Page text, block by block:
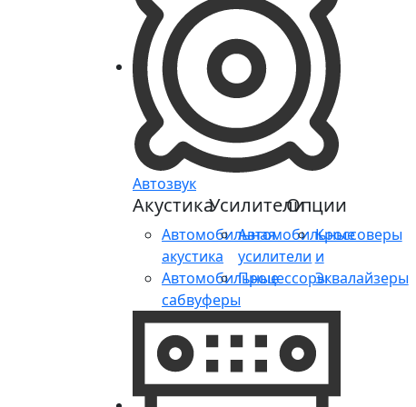
Автозвук
Акустика
Автомобильная
акустика
Автомобильные
сабвуферы
Усилители
Автомобильные
усилители
Процессоры
Опции
Кроссоверы
и
Эквалайзеры